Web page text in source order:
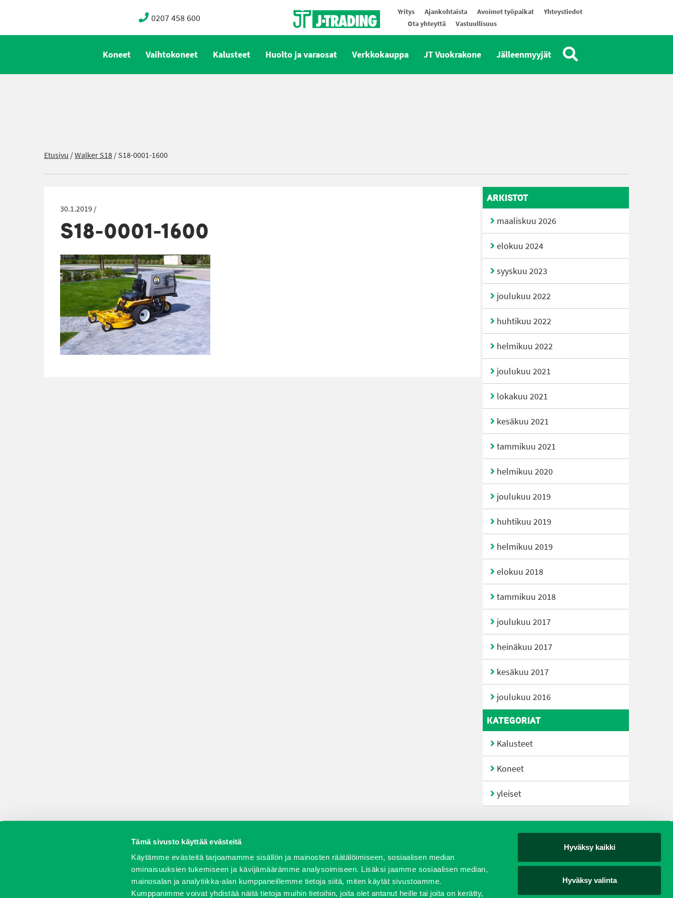
Tämä sivusto käyttää evästeitä
Käytämme evästeitä tarjoamamme sisällön ja mainosten räätälöimiseen, sosiaalisen median
ominaisuuksien tukemiseen ja kävijämäärämme analysoimiseen. Lisäksi jaamme sosiaalisen median,
mainosalan ja analytiikka-alan kumppaneillemme tietoja siitä, miten käytät sivustoamme.
Kumppanimme voivat yhdistää näitä tietoja muihin tietoihin, joita olet antanut heille tai joita on kerätty,
Hyväksy kaikki
Hyväksy valinta
0207 458 600 Yritys Ajankohtaista Avoimet työpaikat
Yhteystiedot
Ota yhteyttä
Vastuullisuus
Koneet Vaihtokoneet Kalusteet Huolto ja varaosat Verkkokauppa JT Vuokrakone Jälleenmyyjät
Etusivu /Walker S18/S18-0001-1600
30.1.2019 /
S18-0001-1600
ARKISTOT
maaliskuu 2026
elokuu 2024
syyskuu 2023
joulukuu 2022
huhtikuu 2022
helmikuu 2022
joulukuu 2021
lokakuu 2021
kesäkuu 2021
tammikuu 2021
helmikuu 2020
joulukuu 2019
huhtikuu 2019
helmikuu 2019
elokuu 2018
tammikuu 2018
joulukuu 2017
heinäkuu 2017
kesäkuu 2017
joulukuu 2016
KATEGORIAT
Kalusteet
Koneet
yleiset
Vaihtokoneet Kalusteet Huolto ja varaosat Verkkokauppa JT Vuokrakone Jälleenmyyjät